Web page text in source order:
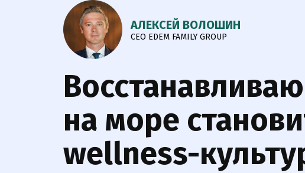
АЛЕКСЕЙ ВОЛОШИН
CEO EDEM FAMILY GROUP
на море
wellness-